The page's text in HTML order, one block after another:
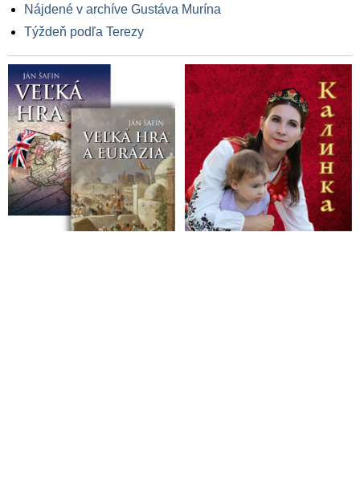
Nájdené v archíve Gustáva Murína
Týždeň podľa Terezy